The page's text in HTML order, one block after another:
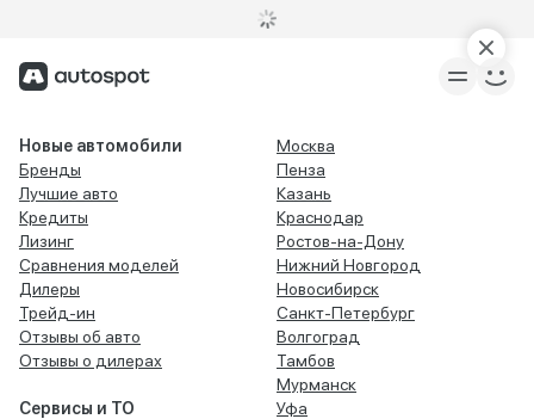
Новые автомобили
Бренды
Лучшие авто
Кредиты
Лизинг
Сравнения моделей
Дилеры
Трейд-ин
Отзывы об авто
Отзывы о дилерах
Сервисы и ТО
Москва
Пенза
Казань
Краснодар
Ростов-на-Дону
Нижний Новгород
Новосибирск
Санкт-Петербург
Волгоград
Тамбов
Мурманск
Уфа